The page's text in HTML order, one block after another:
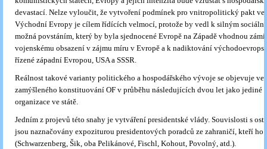
devastací. Nelze vyloučit, že vytvoření podmínek pro vnitropolitický pakt ve
Východní Evropy je cílem řídících velmocí, protože by vedl k silným
možná povstáním, který by byla sjednocené Evropě na Západě vhodnou
vojenskému obsazení v zájmu míru v Evropě a k nadiktování
řízené západní Evropou, USA a SSSR.
Reálnost takové varianty politického a hospodářského vývoje se objevuje ve
zamýšleného konsti­tuování OF v průběhu následujících dvou let jako jediné
organizace ve státě.
Jedním z projevů této snahy je vytváření presidentské vlády. Souvislosti s
jsou naznačovány expoziturou presidentových poradců ze zahraničí, kteří ho
(Schwarzenberg, Šik, oba Pelikánové, Fischl, Kohout, Povolný, atd.).